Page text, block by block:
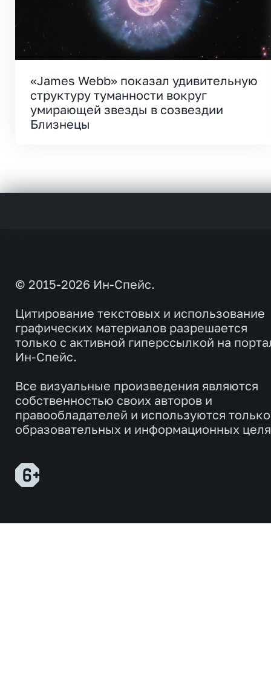
«James Webb» показал удивительную
структуру туманности вокруг
умирающей звезды в созвездии
Близнецы
© 2015-2026 Ин-Спейс.
Цитирование текстовых и использование
графических материалов разрешается
только с активной гиперссылкой на
Ин-Спейс.
Все визуальные произведения являются
собственностью своих авторов и
правообладателей и используются
образовательных и информационных